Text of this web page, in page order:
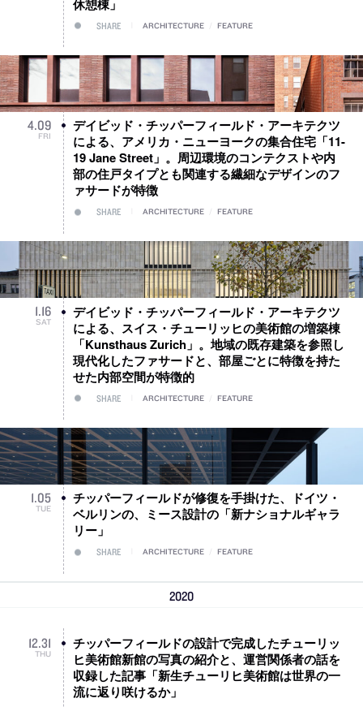
休憩棟」
SHARE ARCHITECTURE FEATURE
4.09
FRI
デイビッド・チッパーフィールド・アーキテクツ
による、アメリカ・ニューヨークの集合住宅「11-
19 Jane Street」。周辺環境のコンテクストや内
部の住戸タイプとも関連する繊細なデザインのフ
ァサードが特徴
SHARE ARCHITECTURE FEATURE
1.16
SAT
デイビッド・チッパーフィールド・アーキテクツ
による、スイス・チューリッヒの美術館の増築棟
「Kunsthaus Zurich」。地域の既存建築を参照し
現代化したファサードと、部屋ごとに特徴を持た
せた内部空間が特徴的
SHARE ARCHITECTURE FEATURE
1.05
TUE
チッパーフィールドが修復を手掛けた、ドイツ・
ベルリンの、ミース設計の「新ナショナルギャラ
リー」
SHARE ARCHITECTURE FEATURE
2020
12.31
THU
チッパーフィールドの設計で完成したチューリッ
ヒ美術館新館の写真の紹介と、運営関係者の話を
収録した記事「新生チューリヒ美術館は世界の一
流に返り咲けるか」